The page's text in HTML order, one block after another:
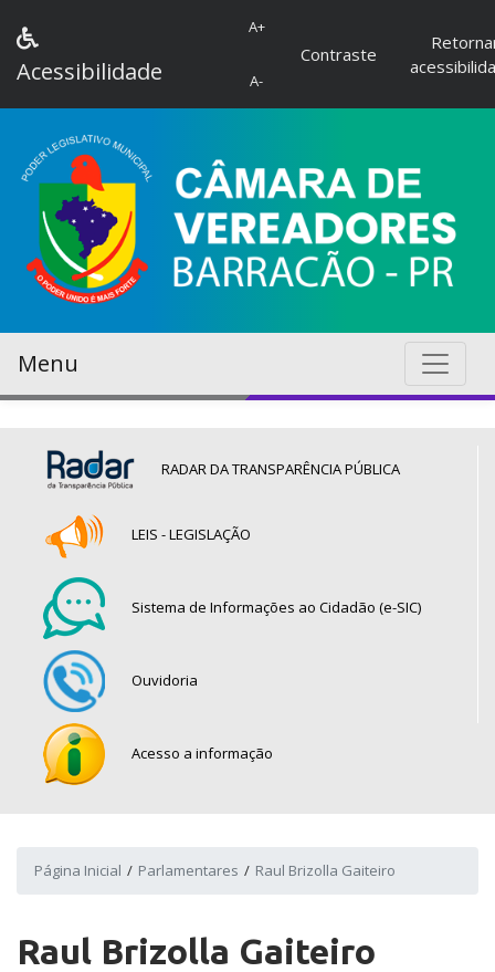
Acessibilidade
A+
A-
Contraste
Menu
RADAR DA TRANSPARÊNCIA PÚBLICA
LEIS - LEGISLAÇÃO
Sistema de Informações ao Cidadão (e-SIC)
Ouvidoria
Acesso a informação
Página Inicial Parlamentares Raul Brizolla Gaiteiro
Raul Brizolla Gaiteiro